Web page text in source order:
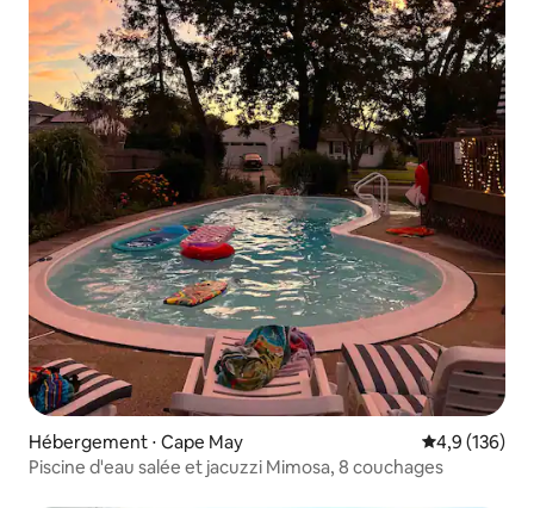
Hébergement ⋅ Cape May Évaluation
4,9 (136)
Piscine d'eau salée et jacuzzi Mimosa, 8 couchages